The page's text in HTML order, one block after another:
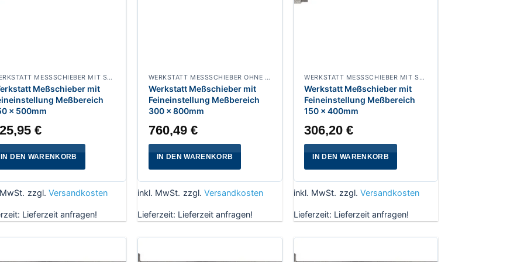
WERKSTATT MESSSCHIEBER MIT SPITZEN
Meßschieber mit
Meßbereich
x 500mm
€
IN DEN WARENKORB
zzgl. Versandkosten
Lieferzeit anfragen!
WERKSTATT MESSSCHIEBER OHNE SPITZEN
Werkstatt Meßschieber mit
Feineinstellung Meßbereich
300 x 800mm
760,49 €
IN DEN WARENKORB
inkl. MwSt. zzgl.Versandkosten
Lieferzeit: Lieferzeit anfragen!
WERKSTATT MESSSCHIEBER MIT SPITZEN
Werkstatt Meßschieber mit
Feineinstellung Meßbereich
150 x 400mm
306,20€
IN DEN WARENKORB
inkl. MwSt. zzgl.Versandkosten
Lieferzeit: Lieferzeit anfragen!